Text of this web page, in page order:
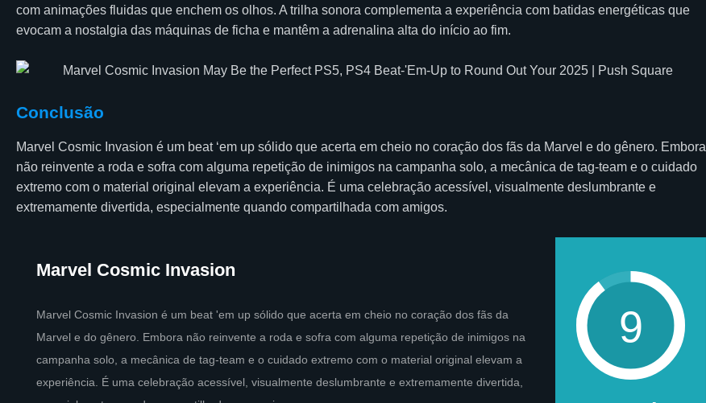
com animações fluidas que enchem os olhos. A trilha sonora complementa a experiência com batidas energéticas que
evocam a nostalgia das máquinas de ficha e mantêm a adrenalina alta do início ao fim.
Conclusão
Marvel Cosmic Invasion é um beat ‘em up sólido que acerta em cheio no coração dos fãs da Marvel e do gênero. Embora
não reinvente a roda e sofra com alguma repetição de inimigos na campanha solo, a mecânica de tag-team e o cuidado
extremo com o material original elevam a experiência. É uma celebração acessível, visualmente deslumbrante e
extremamente divertida, especialmente quando compartilhada com amigos.
Marvel Cosmic Invasion
Marvel Cosmic Invasion é um beat 'em up sólido que acerta em cheio no coração dos fãs da
Marvel e do gênero. Embora não reinvente a roda e sofra com alguma repetição de inimigos na
campanha solo, a mecânica de tag-team e o cuidado extremo com o material original elevam a
experiência. É uma celebração acessível, visualmente deslumbrante e extremamente divertida,
9